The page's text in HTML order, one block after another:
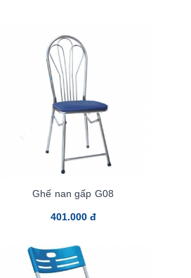
Ghế nan gấp G08
401.000 đ